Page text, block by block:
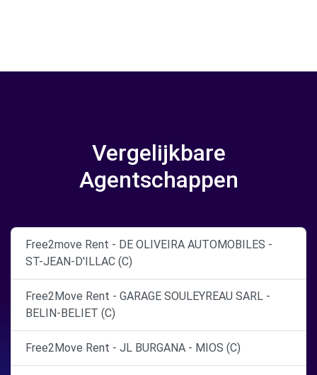
Vergelijkbare
Agentschappen
Free2move Rent - DE OLIVEIRA AUTOMOBILES -
ST-JEAN-D'ILLAC (C)
Free2Move Rent - GARAGE SOULEYREAU SARL -
BELIN-BELIET (C)
Free2Move Rent - JL BURGANA - MIOS (C)